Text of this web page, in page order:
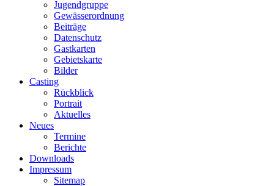
Jugendgruppe
Gewässerordnung
Beiträge
Datenschutz
Gastkarten
Gebietskarte
Bilder
Casting
Rückblick
Portrait
Aktuelles
Neues
Termine
Berichte
Downloads
Impressum
Sitemap